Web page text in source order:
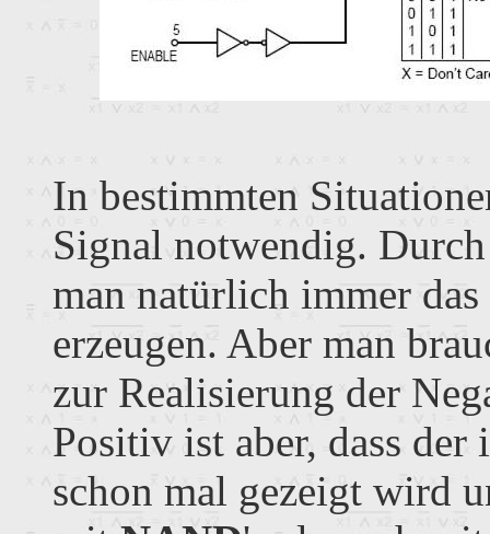
In bestimmten
Signal notwendig.
man natürlich immer
erzeugen. Aber man
zur Realisierung der
Positiv ist aber, dass
schon mal gezeigt wird